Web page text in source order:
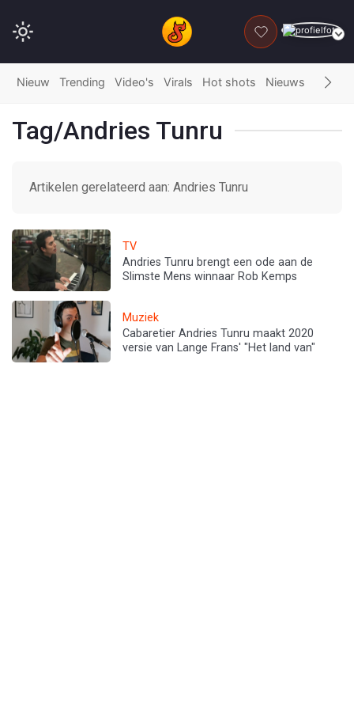
DONEER
Nieuw Trending Video's Virals Hot shots Nieuws Fails
Tag/Andries Tunru
Artikelen gerelateerd aan: Andries Tunru
TV
Andries Tunru brengt een ode aan de
Slimste Mens winnaar Rob Kemps
Muziek
Cabaretier Andries Tunru maakt 2020
versie van Lange Frans' "Het land van"